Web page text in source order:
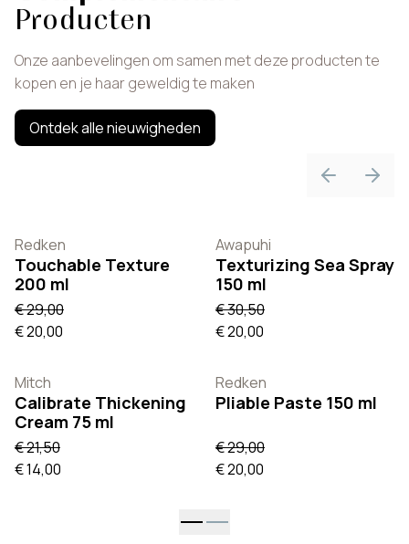
Producten
Onze aanbevelingen om samen met deze producten te
kopen en je haar geweldig te maken
Ontdek alle nieuwigheden
PreviousNext
Redken
Touchable Texture
200 ml
€ 29,00
€ 20,00
Awapuhi
Texturizing Sea Spray
150 ml
€ 30,50
€ 20,00
Mitch
Calibrate Thickening
Cream 75 ml
€ 21,50
€ 14,00
Redken
Pliable Paste 150 ml
€ 29,00
€ 20,00